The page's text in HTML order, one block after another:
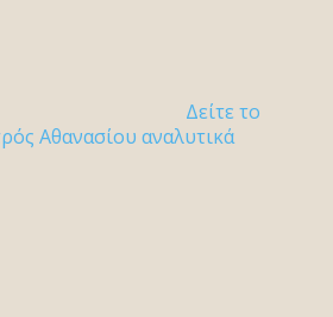
Δείτε το
Αθανασίου αναλυτικά